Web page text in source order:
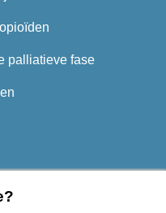
palliatieve fase